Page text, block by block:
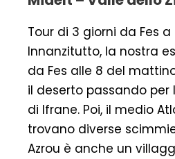
Tour di 3 giorni da Fes a
Innanzitutto, la nostra
da Fes alle 8 del
il deserto passando
di Ifrane. Poi, il medio
trovano diverse
Azrou è anche un